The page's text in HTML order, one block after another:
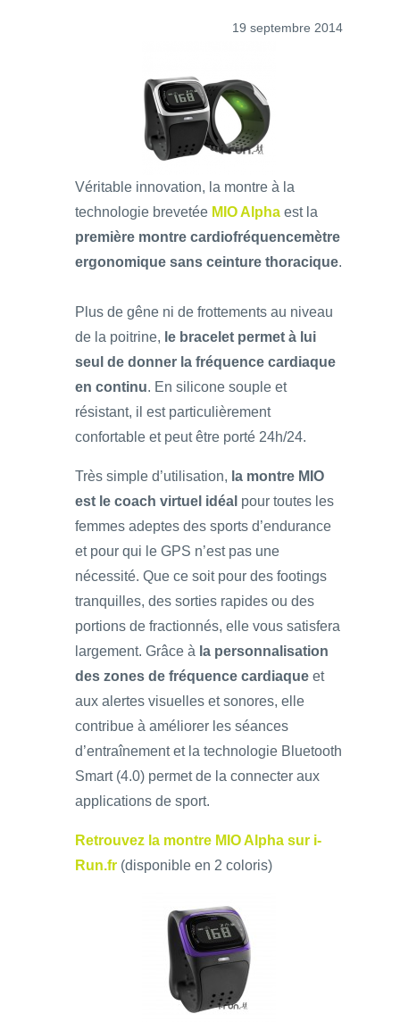
19 septembre 2014
Véritable innovation, la montre à la
technologie brevetée MIO Alpha est la
première montre cardiofréquencemètre
ergonomique sans ceinture thoracique.
Plus de gêne ni de frottements au niveau
de la poitrine, le bracelet permet à lui
seul de donner la fréquence cardiaque
en continu. En silicone souple et
résistant, il est particulièrement
confortable et peut être porté 24h/24.
Très simple d’utilisation, la montre MIO
est le coach virtuel idéal pour toutes les
femmes adeptes des sports d’endurance
et pour qui le GPS n’est pas une
nécessité. Que ce soit pour des footings
tranquilles, des sorties rapides ou des
portions de fractionnés, elle vous satisfera
largement. Grâce à la personnalisation
des zones de fréquence cardiaque et
aux alertes visuelles et sonores, elle
contribue à améliorer les séances
d’entraînement et la technologie Bluetooth
Smart (4.0) permet de la connecter aux
applications de sport.
Retrouvez la montre MIO Alpha sur i-
Run.fr (disponible en 2 coloris)